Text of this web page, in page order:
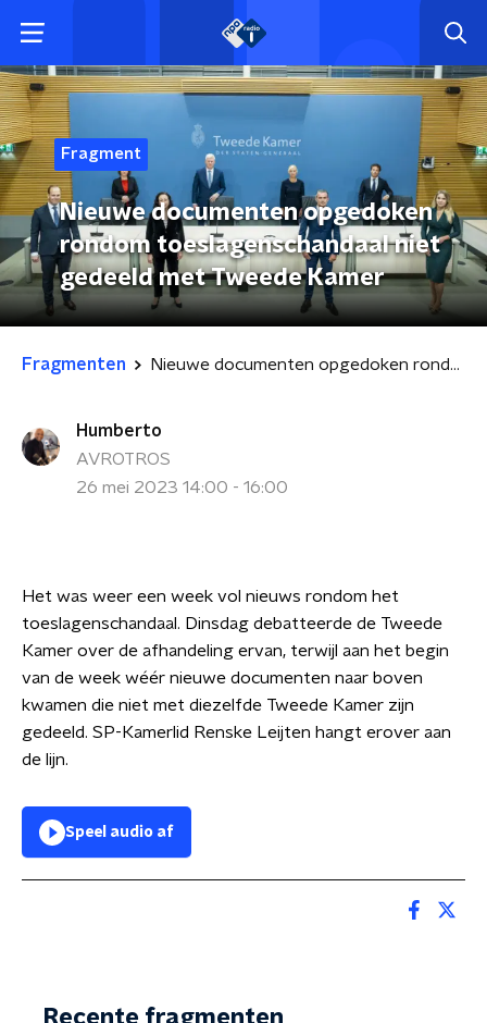
Fragment
Nieuwe documenten opgedoken
rondom toeslagenschandaal niet
gedeeld met Tweede Kamer
Fragmenten Nieuwe documenten opgedoken rondom toeslagenschandaal niet gedeeld met Tweede Kamer
Humberto
AVROTROS
26 mei 2023 14:00 - 16:00
Het was weer een week vol nieuws rondom het
toeslagenschandaal. Dinsdag debatteerde de Tweede
Kamer over de afhandeling ervan, terwijl aan het begin
van de week wéér nieuwe documenten naar boven
kwamen die niet met diezelfde Tweede Kamer zijn
gedeeld. SP-Kamerlid Renske Leijten hangt erover aan
de lijn.
Speel audio af
Recente fragmenten